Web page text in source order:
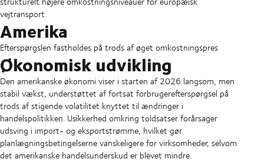
vejtransport.
Amerika
Efterspørgslen fastholdes på trods af øget omkostningspres
Økonomisk udvikling
Den amerikanske økonomi viser i starten af 2026 langsom, men
stabil vækst, understøttet af fortsat forbrugerefterspørgsel på
trods af stigende volatilitet knyttet til ændringer i
handelspolitikken. Usikkerhed omkring toldsatser forårsager
udsving i import- og eksportstrømme, hvilket gør
planlægningsbetingelserne vanskeligere for virksomheder, selvom
det amerikanske handelsunderskud er blevet mindre.